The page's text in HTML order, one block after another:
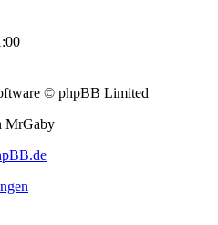
© phpBB Limited
MrGaby